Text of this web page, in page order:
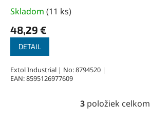
240V / 50 Hz, 70W, 200-
450 °C, 1,3 kg
Skladom (11 ks)
48,29 €
DETAIL
Extol Industrial | No: 8794520 |
EAN: 8595126977609
O
3 položiek celkom